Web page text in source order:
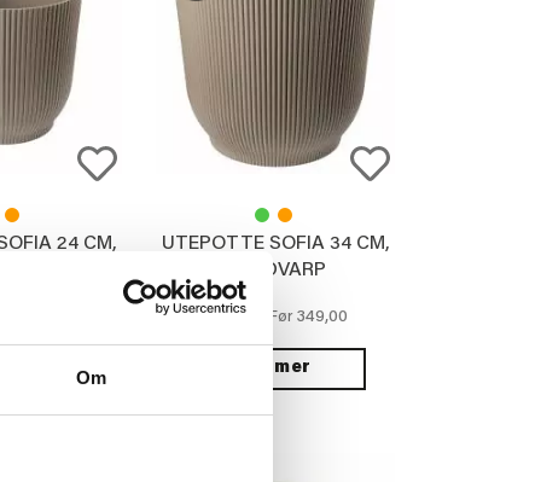
Om
24 CM,
UTEPOTTE SOFIA 34 CM,
MULDVARP
79,00 Før 349,00
Vis mer